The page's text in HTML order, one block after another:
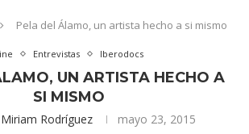
Pela del Álamo, un artista hecho a si mismo
Entrevistas Iberodocs
UN ARTISTA HECHO A
SI MISMO
Miriam Rodríguez mayo 23, 2015